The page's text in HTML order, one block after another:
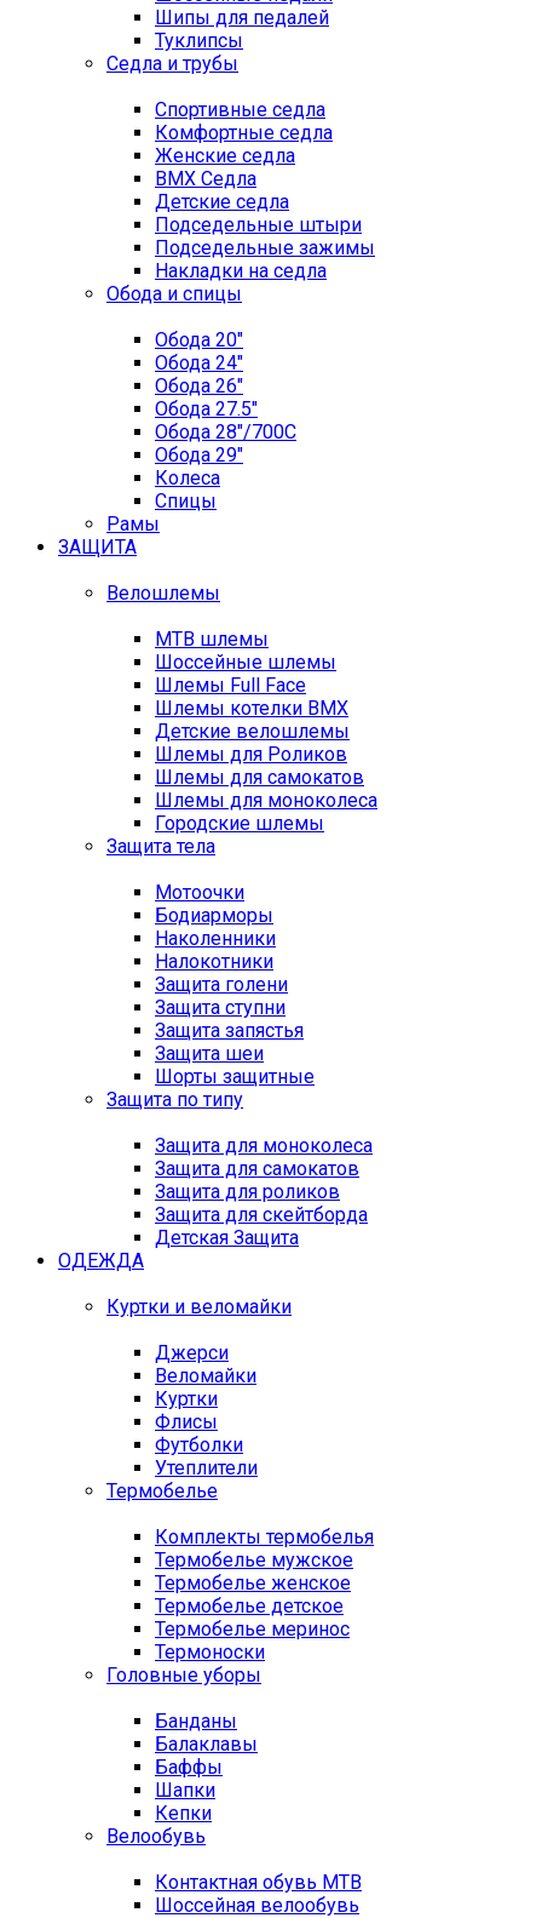
Шипы для педалей
Туклипсы
Седла и трубы
Спортивные седла
Комфортные седла
Женские седла
BMX Седла
Детские седла
Подседельные штыри
Подседельные зажимы
Накладки на седла
Обода и спицы
Обода 20"
Обода 24"
Обода 26"
Обода 27.5"
Обода 28"/700C
Обода 29"
Колеса
Спицы
Рамы
ЗАЩИТА
Велошлемы
MTB шлемы
Шоссейные шлемы
Шлемы Full Face
Шлемы котелки BMX
Детские велошлемы
Шлемы для Роликов
Шлемы для самокатов
Шлемы для моноколеса
Городские шлемы
Защита тела
Мотоочки
Бодиарморы
Наколенники
Налокотники
Защита голени
Защита ступни
Защита запястья
Защита шеи
Шорты защитные
Защита по типу
Защита для моноколеса
Защита для самокатов
Защита для роликов
Защита для скейтборда
Детская Защита
ОДЕЖДА
Куртки и веломайки
Джерси
Веломайки
Куртки
Флисы
Футболки
Утеплители
Термобелье
Комплекты термобелья
Термобелье мужское
Термобелье женское
Термобелье детское
Термобелье меринос
Термоноски
Головные уборы
Банданы
Балаклавы
Баффы
Шапки
Кепки
Велообувь
Контактная обувь MTB
Шоссейная велообувь